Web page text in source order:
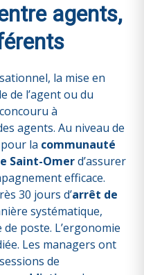
agents,
la mise en
de l’agent ou du
à
agents. Au niveau de
la communauté
Saint-Omerd’assurer
efficace.
30 jours d’arrêt de
systématique,
poste. L’ergonomie
Les managers ont
de